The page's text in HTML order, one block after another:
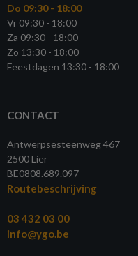
Do 09:30 - 18:00
Vr 09:30 - 18:00
Za 09:30 - 18:00
Zo 13:30 - 18:00
Feestdagen 13:30 - 18:00
CONTACT
Antwerpsesteenweg 467
2500 Lier
BE0808.689.097
Routebeschrijving
03 432 03 00
info@ygo.be